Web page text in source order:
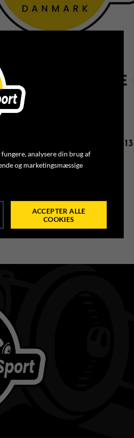
TIRSDAG DEN
analysere din brug af
og marketingsmæssige
ACCEPTER ALLE
COOKIES